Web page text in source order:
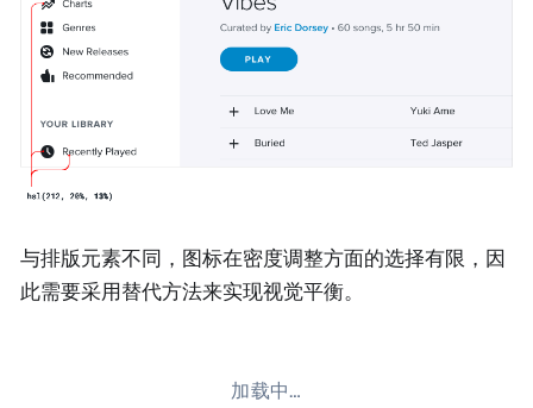
与排版元素不同，图标在密度调整方面的选择有限，因
此需要采用替代方法来实现视觉平衡。
加载中…